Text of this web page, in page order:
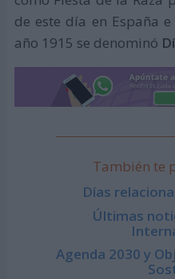
de este día en España
año 1915 se denominó
También te
Días
Últimas
Agenda 2030 y